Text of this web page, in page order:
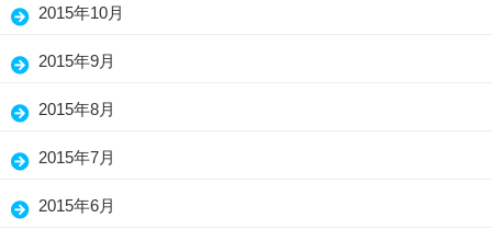
2015年10月
2015年9月
2015年8月
2015年7月
2015年6月